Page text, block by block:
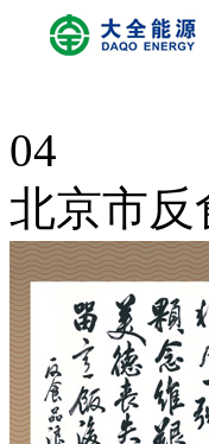
04
北京市反